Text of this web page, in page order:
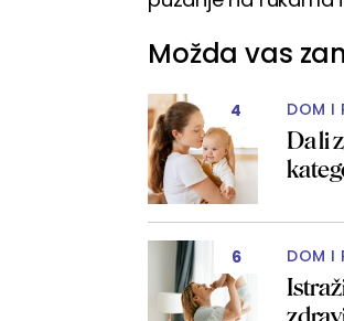
Možda vas
4 DOM I
Da li
6 DOM I